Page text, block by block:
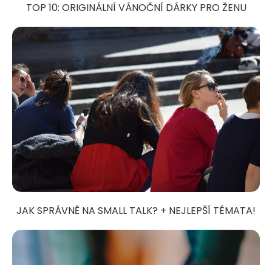
TOP 10: ORIGINÁLNÍ VÁNOČNÍ DÁRKY PRO ŽENU
JAK SPRÁVNĚ NA SMALL TALK? + NEJLEPŠÍ TÉMATA!